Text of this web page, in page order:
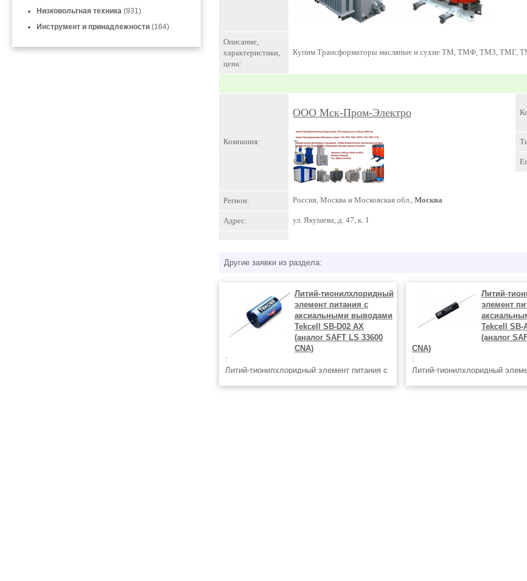
Низковольтная техника (931)
Инструмент и принадлежности (164)
Описание,
характеристики,
цена:
Купим Трансформаторы масляные и сухие ТМ, ТМФ, ТМЗ, ТМГ,
Компания:
ООО Мск-Пром-Электро
Регион: Россия, Москва и Московская обл., Москва
Адрес: ул. Якушева, д. 47, к. 1
Другие заявки из раздела:
Литий-тионилхлоридный
элемент питания с
аксиальными выводами
Tekcell SB-D02 AX
(аналог SAFT LS 33600
CNA)
:
Литий-тионилхлоридный элемент питания с
Литий-
элемент
Tekcell SB-
(аналог
CNA)
:
Литий-тионилхлоридный